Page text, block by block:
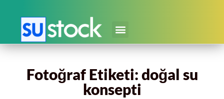
Fotoğraf Etiketi: doğal su
konsepti